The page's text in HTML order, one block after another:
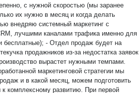
с нужной скоростью (мы заранее
их нужно в месяц и когда делать
внедряю системный маркетинг с
лучшими каналами трафика именно для
бесплатные); - Отдел продаж будет на
продажников из-за недостатка заявок
вырастет нужными темпами.
маркетинговой стратегии мы
и в какой месяц, можем подготовить
развитию. При первой